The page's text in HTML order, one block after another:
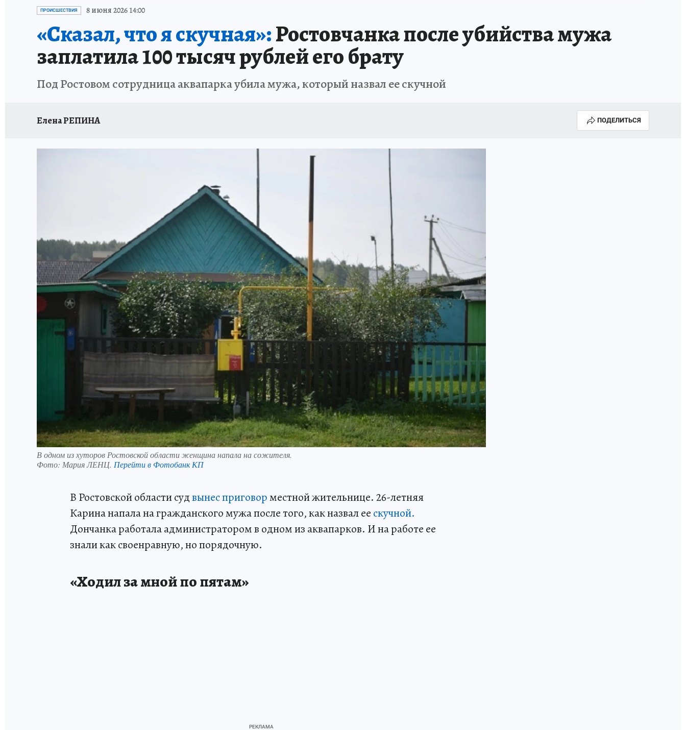
ЗАПОВЕДНАЯ РОССИЯ
ПРОИСШЕСТВИЯ 8 июня 2026 14:00
«Сказал, что я скучная»:Ростовчанка после убийства мужа
заплатила 100 тысяч рублей его брату
Под Ростовом сотрудница аквапарка убила мужа, который назвал ее скучной
Елена РЕПИНА ПОДЕЛИТЬСЯ
В одном из хуторов Ростовской области женщина напала на сожителя.
Фото: Мария ЛЕНЦ. Перейти в Фотобанк КП
В Ростовской области судвынес приговорместной жительнице. 26-летняя
Карина напала на гражданского мужа после того, как назвал ее скучной.
Дончанка работала администратором в одном из аквапарков. И на работе ее
знали как своенравную, но порядочную.
«Ходил за мной по пятам»